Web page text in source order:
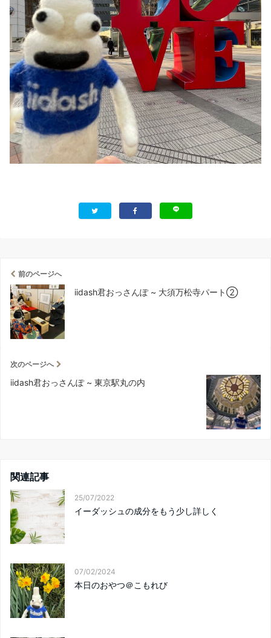
前のページへ
iidash君おっさんぽ ~ 大須万松寺パート②
次のページへ
iidash君おっさんぽ ~ 東京駅丸の内
関連記事
25/07/2022
イーダッシュの成分をもう少し詳しく
07/02/2024
本日のおやつ＠こもれび